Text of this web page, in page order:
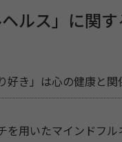
ヘルス」に関
好き」は心の健康と
を用いたマインドフ